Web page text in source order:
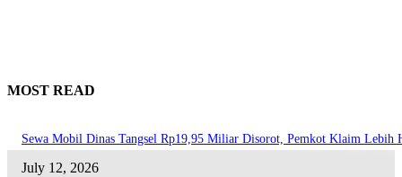
MOST READ
Sewa Mobil Dinas Tangsel Rp19,95 Miliar Disorot, Pemkot Klaim Lebih
July 12, 2026